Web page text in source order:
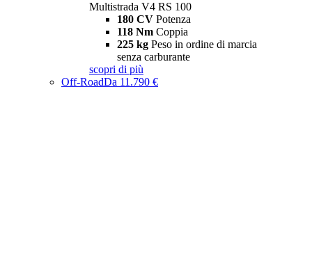
Multistrada V4 RS 100
180 CV Potenza
118 Nm Coppia
225 kg Peso in ordine di marcia
senza carburante
scopri di più
Off-RoadDa 11.790 €